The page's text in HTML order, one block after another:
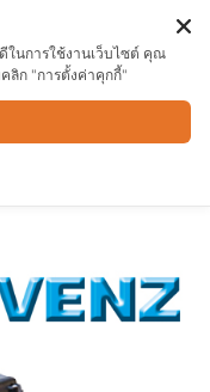
220V
ในการใช้งานเว็บไซต์ คุณ
ลิก "การตั้งค่าคุกกี้"